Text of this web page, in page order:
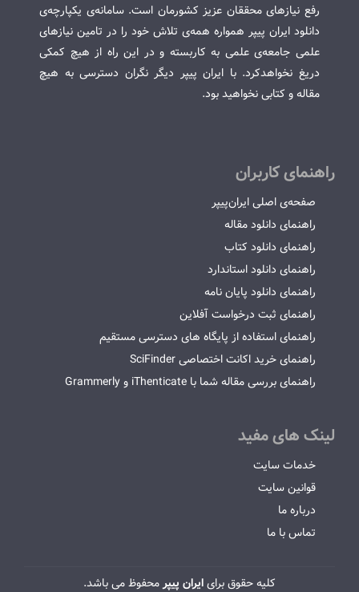
رفع نیازهای محققان عزیز کشورمان است. سامانه‌ی یکپارچه‌ی
دانلود ایران پیپر همواره همه‌ی تلاش خود را در تامین نیازهای
علمی جامعه‌ی علمی به کاربسته و در این راه از هیچ کمکی
دریغ نخواهدکرد. با ایران پیپر دیگر نگران دسترسی به هیچ
مقاله و کتابی نخواهید بود.
راهنمای کاربران
صفحه‌ی اصلی ایران‌پیپر
راهنمای دانلود مقاله
راهنمای دانلود کتاب
راهنمای دانلود استاندارد
راهنمای دانلود پایان نامه
راهنمای ثبت درخواست آفلاین
راهنمای استفاده از پایگاه های دسترسی مستقیم
راهنمای خرید اکانت اختصاصی SciFinder
راهنمای بررسی مقاله شما با iThenticate و Grammerly
لینک های مفید
خدمات سایت
قوانین سایت
درباره ما
تماس با ما
کلیه حقوق برایایران پیپرمحفوظ می باشد.